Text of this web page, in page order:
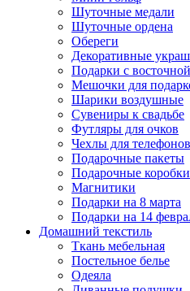
Шуточные медали
Шуточные ордена
Обереги
Декоративные
Подарки с
Мешочки для
Шарики воздушные
Сувениры к свадьбе
Футляры для очков
Чехлы для
Подарочные пакеты
Подарочные коробки
Магнитики
Подарки на 8 марта
Подарки на 14
Домашний текстиль
Ткань мебельная
Постельное белье
Одеяла